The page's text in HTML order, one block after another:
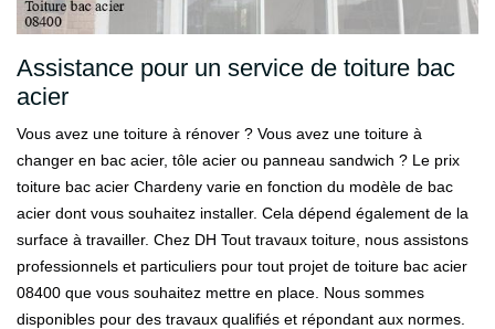
Assistance pour un service de toiture bac
acier
Vous avez une toiture à rénover ? Vous avez une toiture à
changer en bac acier, tôle acier ou panneau sandwich ? Le prix
toiture bac acier Chardeny varie en fonction du modèle de bac
acier dont vous souhaitez installer. Cela dépend également de la
surface à travailler. Chez DH Tout travaux toiture, nous assistons
professionnels et particuliers pour tout projet de toiture bac acier
08400 que vous souhaitez mettre en place. Nous sommes
disponibles pour des travaux qualifiés et répondant aux normes.